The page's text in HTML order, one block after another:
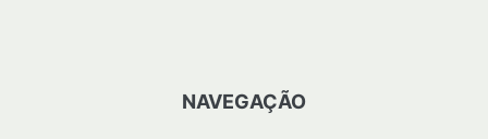
NAVEGAÇÃO